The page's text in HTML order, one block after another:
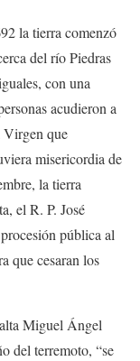
la tierra comenzó
del río Piedras
con una
acudieron a
Virgen que
misericordia de
la tierra
el R. P. José
pública al
que cesaran los
Miguel Ángel
del terremoto, “se